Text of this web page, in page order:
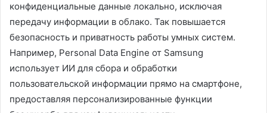
конфиденциальные данные локально, исключая
передачу информации в облако. Так повышается
безопасность и приватность работы умных систем.
Например, Personal Data Engine от Samsung
использует ИИ для сбора и обработки
пользовательской информации прямо на смартфоне,
предоставляя персонализированные функции